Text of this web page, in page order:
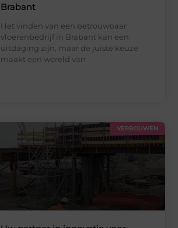
Brabant
Het vinden van een betrouwbaar
vloerenbedrijf in Brabant kan een
uitdaging zijn, maar de juiste keuze
maakt een wereld van
VERBOUWEN